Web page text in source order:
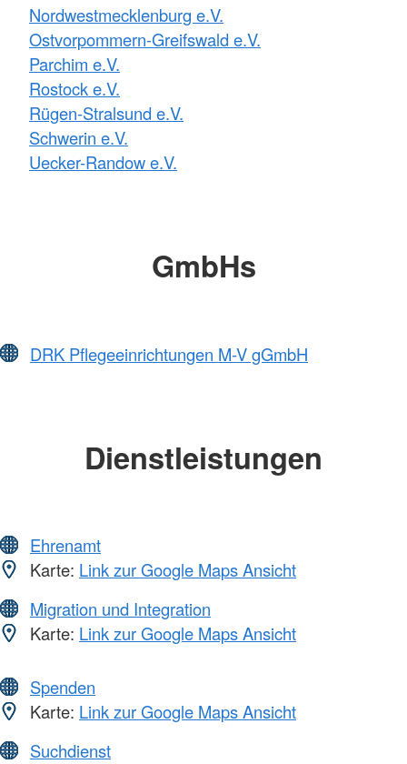
Nordwestmecklenburg e.V.
Ostvorpommern-Greifswald e.V.
Parchim e.V.
Rostock e.V.
Rügen-Stralsund e.V.
Schwerin e.V.
Uecker-Randow e.V.
GmbHs
DRK Pflegeeinrichtungen M-V gGmbH
Dienstleistungen
Ehrenamt
Karte: Link zur Google Maps Ansicht
Migration und Integration
Karte: Link zur Google Maps Ansicht
Spenden
Karte: Link zur Google Maps Ansicht
Suchdienst